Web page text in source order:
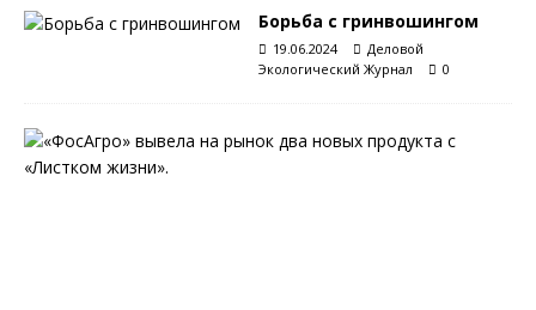
Борьба с гринвошингом
19.06.2024
Деловой
Экологический Журнал
0